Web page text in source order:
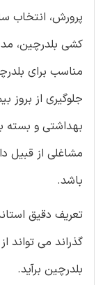
پرورش، انتخاب
كشی بلدرچین،
مناسب برای
جلوگیری از بروز
بهداشتی و بسته
مشاغلی از قبیل
باشد.
تعریف دقیق
گذراند می
بلدرچین برآید.